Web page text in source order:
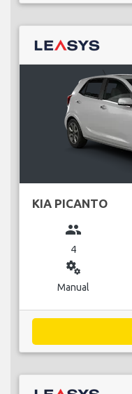
KIA PICANTO
group
4
miscellaneous_services
Manual